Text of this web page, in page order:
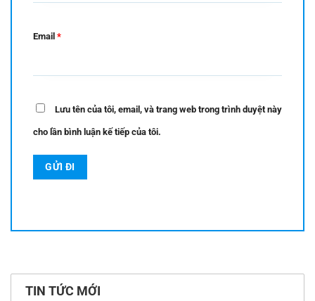
Email *
Lưu tên của tôi, email, và trang web trong trình duyệt này
cho lần bình luận kế tiếp của tôi.
TIN TỨC MỚI